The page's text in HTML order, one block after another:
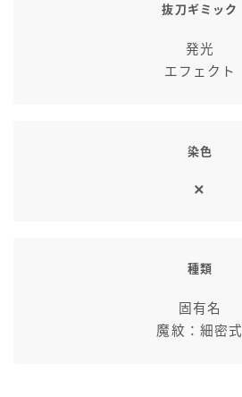
抜刀ギミック
発光
エフェクト
染色
種類
固有名
魔紋：細密式